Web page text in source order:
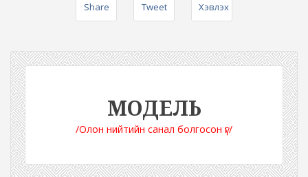
Share Tweet Хэвлэх
МОДЕЛЬ
/Олон нийтийн санал болгосон үг/